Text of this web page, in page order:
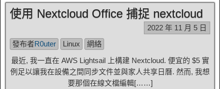
使用 Nextcloud Office 捕捉 nextcloud
2022 年 11 月 5 日
發布者R0uter Linux
網絡
最近, 我一直在 AWS Lightsail 上構建 Nextcloud. 便宜的 $5 實
例足以讓我在設備之間同步文件並與家人共享日曆. 然而, 我想
要那個在線文檔編輯[……]